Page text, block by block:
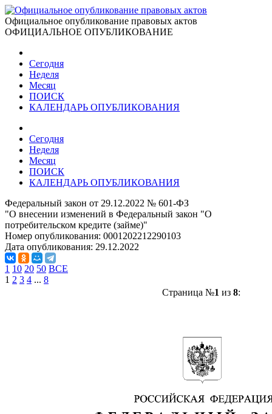
Официальное опубликование правовых актов
ОФИЦИАЛЬНОЕ ОПУБЛИКОВАНИЕ
Сегодня
Неделя
Месяц
ПОИСК
КАЛЕНДАРЬ ОПУБЛИКОВАНИЯ
Сегодня
Неделя
Месяц
ПОИСК
КАЛЕНДАРЬ ОПУБЛИКОВАНИЯ
Федеральный закон от 29.12.2022 № 601-ФЗ
"О внесении изменений в Федеральный закон "О
потребительском кредите (займе)"
Номер опубликования: 0001202212290103
Дата опубликования: 29.12.2022
1 10 20 50 ВСЕ
1 2 3 4 ... 8
Страница №1 из 8: